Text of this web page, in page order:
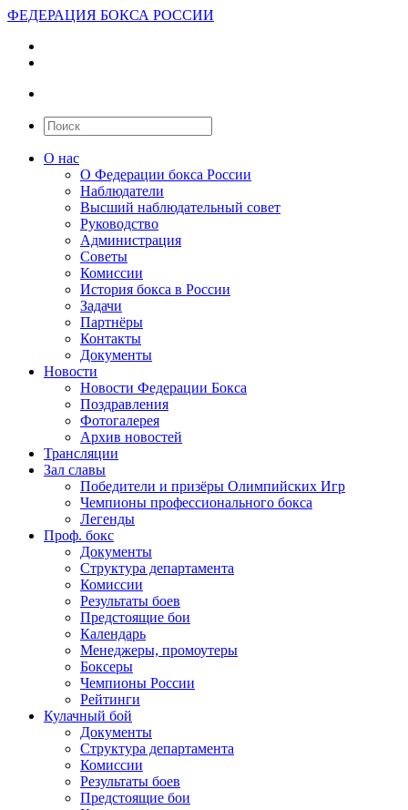
ФЕДЕРАЦИЯ БОКСА РОССИИ
О нас
О Федерации бокса России
Наблюдатели
Высший наблюдательный совет
Руководство
Администрация
Советы
Комиссии
История бокса в России
Задачи
Партнёры
Контакты
Документы
Новости
Новости Федерации Бокса
Поздравления
Фотогалерея
Архив новостей
Трансляции
Зал славы
Победители и призёры Олимпийских Игр
Чемпионы профессионального бокса
Легенды
Проф. бокс
Документы
Структура департамента
Комиссии
Результаты боев
Предстоящие бои
Календарь
Менеджеры, промоутеры
Боксеры
Чемпионы России
Рейтинги
Кулачный бой
Документы
Структура департамента
Комиссии
Результаты боев
Предстоящие бои